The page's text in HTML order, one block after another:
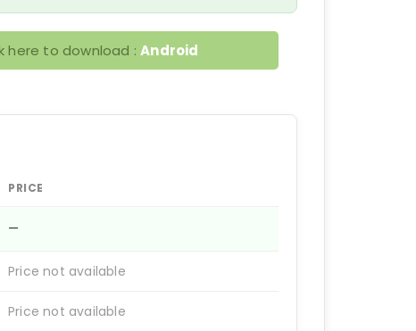
here to download :Android
PRICE
—
Price not available
Price not available